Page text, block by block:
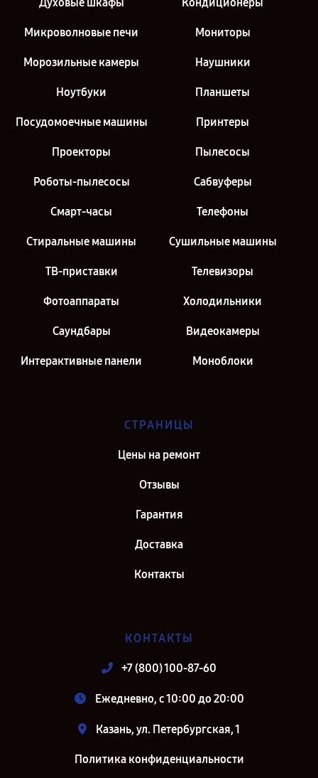
Микроволновые печи Мониторы
Морозильные камеры Наушники
Ноутбуки Планшеты
Посудомоечные машины Принтеры
Проекторы Пылесосы
Роботы-пылесосы Сабвуферы
Смарт-часы Телефоны
Стиральные машины Сушильные машины
ТВ-приставки Телевизоры
Фотоаппараты Холодильники
Саундбары Видеокамеры
Интерактивные панели Моноблоки
СТРАНИЦЫ
Цены на ремонт
Отзывы
Гарантия
Доставка
Контакты
КОНТАКТЫ
+7 (800) 100-87-60
Ежедневно, с 10:00 до 20:00
Казань, ул. Петербургская, 1
Политика конфиденциальности